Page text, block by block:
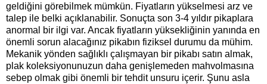
geldiğini görebilmek mümkün. Fiyatların yükselmesi arz ve
talep ile belki açıklanabilir. Sonuçta son 3-4 yıldır pikaplara
anormal bir ilgi var. Ancak fiyatların yüksekliğinin yanında en
önemli sorun alacağınız pikabın fiziksel durumu da mühim.
Mekanik yönden sağlıklı çalışmayan bir pikabı satın almak,
plak koleksiyonunuzun daha genişlemeden mahvolmasına
sebep olmak gibi önemli bir tehdit unsuru içerir. Şunu asla